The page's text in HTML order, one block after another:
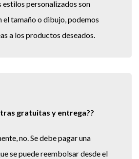
estilos personalizados son
el tamaño o dibujo, podemos
a los productos deseados.
gratuitas y entrega??
no. Se debe pagar una
se puede reembolsar desde el